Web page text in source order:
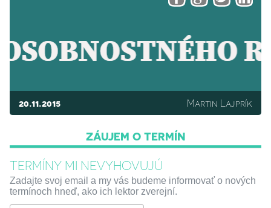
20.11.2015 Martin Lajprík
ZÁUJEM O TERMÍN
TERMÍNY MI NEVYHOVUJÚ
Zadajte svoj email a my vás budeme informovať o nových
termínoch hneď, ako ich lektor zverejní.